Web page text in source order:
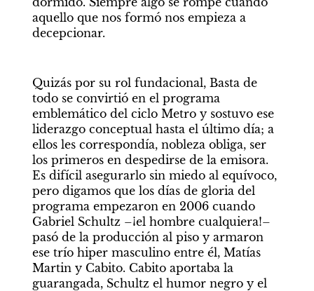
aquello que nos formó nos empieza a
decepcionar.
Quizás por su rol fundacional, Basta de
todo se convirtió en el programa
emblemático del ciclo Metro y sostuvo ese
liderazgo conceptual hasta el último día; a
ellos les correspondía, nobleza obliga, ser
los primeros en despedirse de la emisora.
Es difícil asegurarlo sin miedo al equívoco,
pero digamos que los días de gloria del
programa empezaron en 2006 cuando
Gabriel Schultz –¡el hombre cualquiera!–
pasó de la producción al piso y armaron
ese trío hiper masculino entre él, Matías
Martin y Cabito. Cabito aportaba la
guarangada, Schultz el humor negro y el